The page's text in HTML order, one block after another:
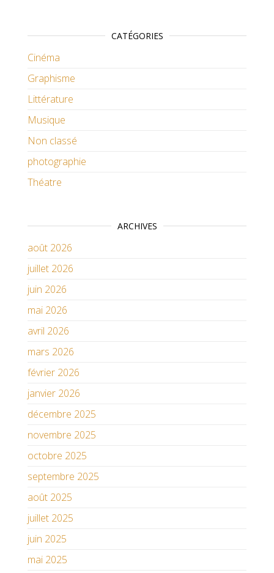
CATÉGORIES
Cinéma
Graphisme
Littérature
Musique
Non classé
photographie
Théatre
ARCHIVES
août 2026
juillet 2026
juin 2026
mai 2026
avril 2026
mars 2026
février 2026
janvier 2026
décembre 2025
novembre 2025
octobre 2025
septembre 2025
août 2025
juillet 2025
juin 2025
mai 2025